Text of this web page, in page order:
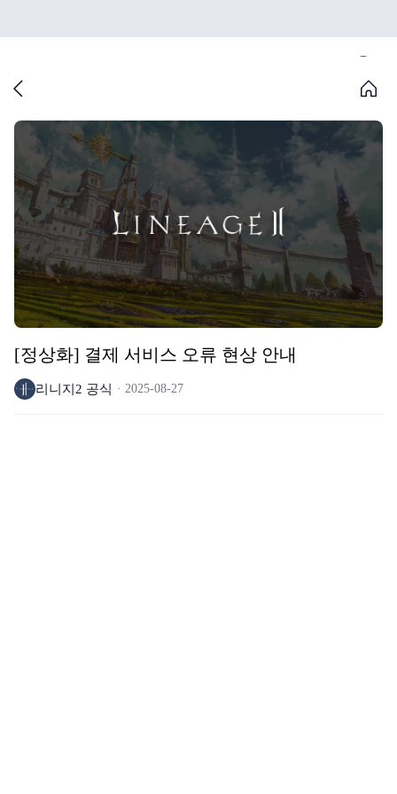
[정상화] 결제 서비스 오류 현상 안내
리니지2 공식 2025-08-27